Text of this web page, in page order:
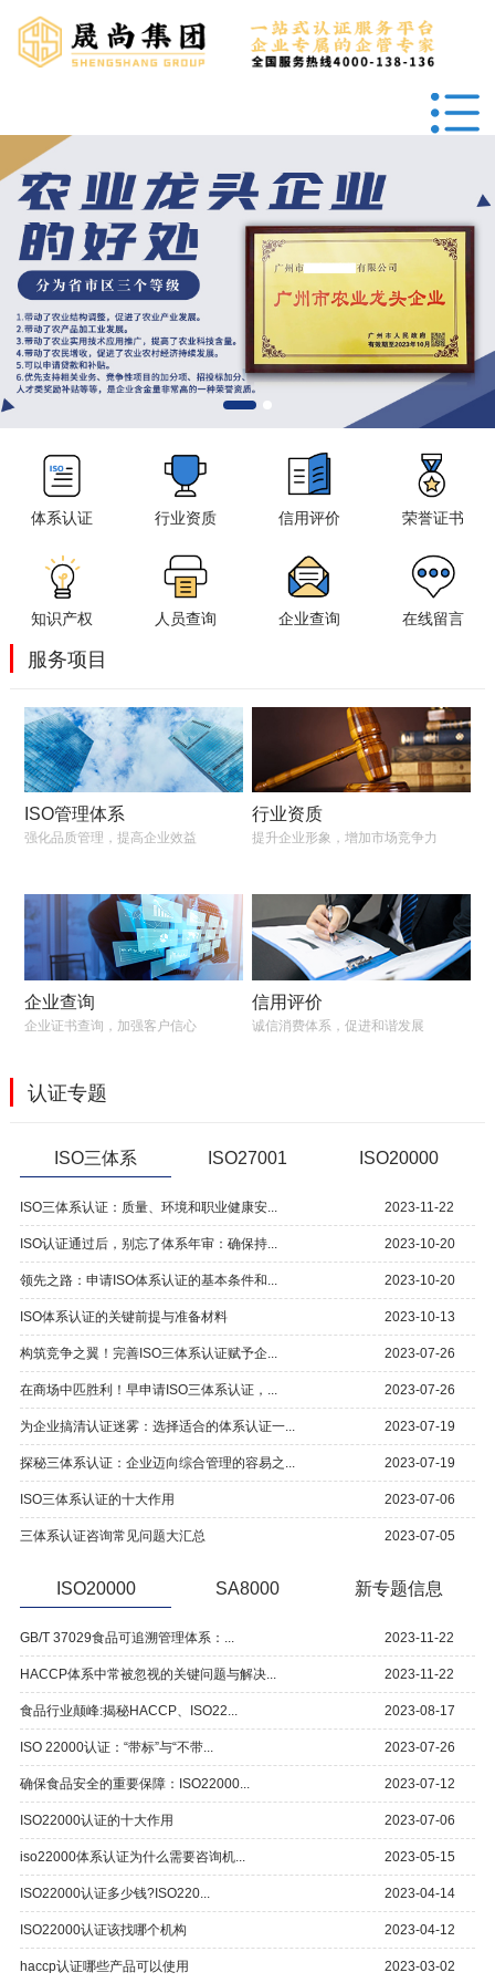
体系认证 行业资质 信用评价 荣誉证书
知识产权 人员查询 企业查询 在线留言
服务项目
ISO管理体系
强化品质管理，提高企业效益
行业资质
提升企业形象，增加市场竞争力
企业查询
企业证书查询，加强客户信心
信用评价
诚信消费体系，促进和谐发展
认证专题
ISO三体系 ISO27001 ISO20000
ISO三体系认证：质量、环境和职业健康安... 2023-11-22
ISO认证通过后，别忘了体系年审：确保持... 2023-10-20
领先之路：申请ISO体系认证的基本条件和... 2023-10-20
ISO体系认证的关键前提与准备材料 2023-10-13
构筑竞争之翼！完善ISO三体系认证赋予企... 2023-07-26
在商场中匹胜利！早申请ISO三体系认证，... 2023-07-26
为企业搞清认证迷雾：选择适合的体系认证一... 2023-07-19
探秘三体系认证：企业迈向综合管理的容易之... 2023-07-19
ISO三体系认证的十大作用 2023-07-06
三体系认证咨询常见问题大汇总 2023-07-05
ISO20000 SA8000 新专题信息
GB/T 37029食品可追溯管理体系：... 2023-11-22
HACCP体系中常被忽视的关键问题与解决... 2023-11-22
食品行业颠峰:揭秘HACCP、ISO22... 2023-08-17
ISO 22000认证：“带标”与“不带... 2023-07-26
确保食品安全的重要保障：ISO22000... 2023-07-12
ISO22000认证的十大作用 2023-07-06
iso22000体系认证为什么需要咨询机... 2023-05-15
ISO22000认证多少钱?ISO220... 2023-04-14
ISO22000认证该找哪个机构 2023-04-12
haccp认证哪些产品可以使用 2023-03-02